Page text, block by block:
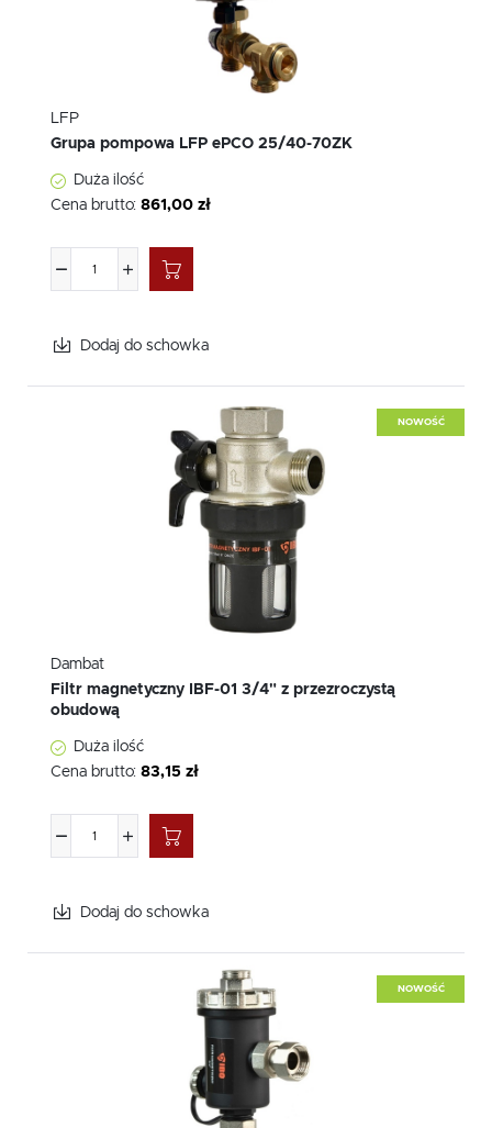
LFP
Grupa pompowa LFP ePCO 25/40-70ZK
Duża ilość
Cena brutto: 861,00 zł
Dodaj do schowka
NOWOŚĆ
Dambat
Filtr magnetyczny IBF-01 3/4" z przezroczystą
obudową
Duża ilość
Cena brutto: 83,15 zł
Dodaj do schowka
NOWOŚĆ